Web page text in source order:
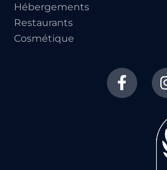
Hébergements
Restaurants
Cosmétique